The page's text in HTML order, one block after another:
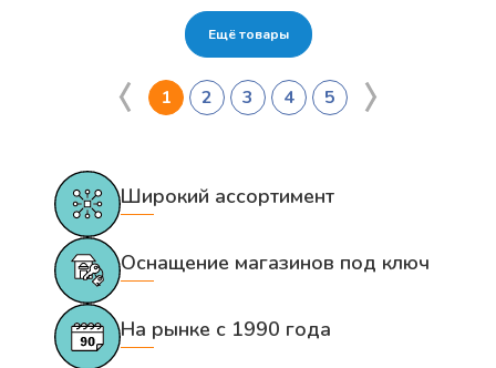
Ещё товары
1 2 3 4 5
Широкий ассортимент
Оснащение магазинов под ключ
На рынке с 1990 года